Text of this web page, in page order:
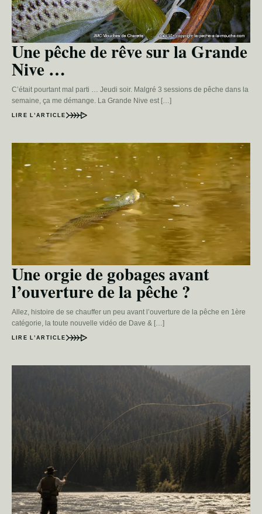
Une pêche de rêve sur la Grande
Nive …
C’était pourtant mal parti … Jeudi soir. Malgré 3 sessions de pêche dans la
semaine, ça me démange. La Grande Nive est […]
LIRE L’ARTICLE
Une orgie de gobages avant
l’ouverture de la pêche ?
Allez, histoire de se chauffer un peu avant l’ouverture de la pêche en 1ère
catégorie, la toute nouvelle vidéo de Dave & […]
LIRE L’ARTICLE